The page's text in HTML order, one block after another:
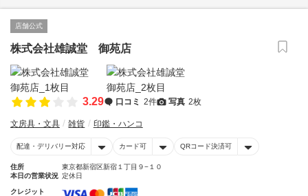
店舗公式
株式会社雄誠堂 御苑店
3.29 口コミ 2件 写真 2枚
文房具・文具 雑貨 印鑑・ハンコ
配達・デリバリー対応 カード可 QRコード決済可
住所
東京都新宿区新宿１丁目９−１０
本日の営業状況 定休日
クレジット